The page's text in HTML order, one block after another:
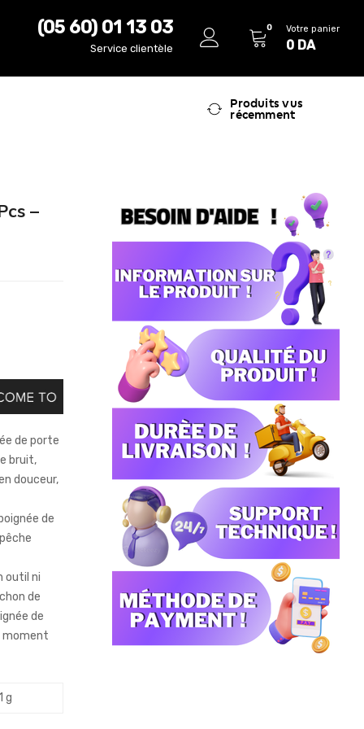
(05 60) 01 13 03
Service clientèle
0 Votre panier
0 DA
Produits vus
récemment
–
de porte
bruit,
douceur,
de
outil ni
de
de
moment
g